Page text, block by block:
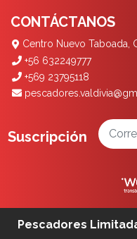
CONTÁCTANOS
Centro Nuevo Taboada,
+56 632249777
+569 23795118
Suscripción
Pescadores